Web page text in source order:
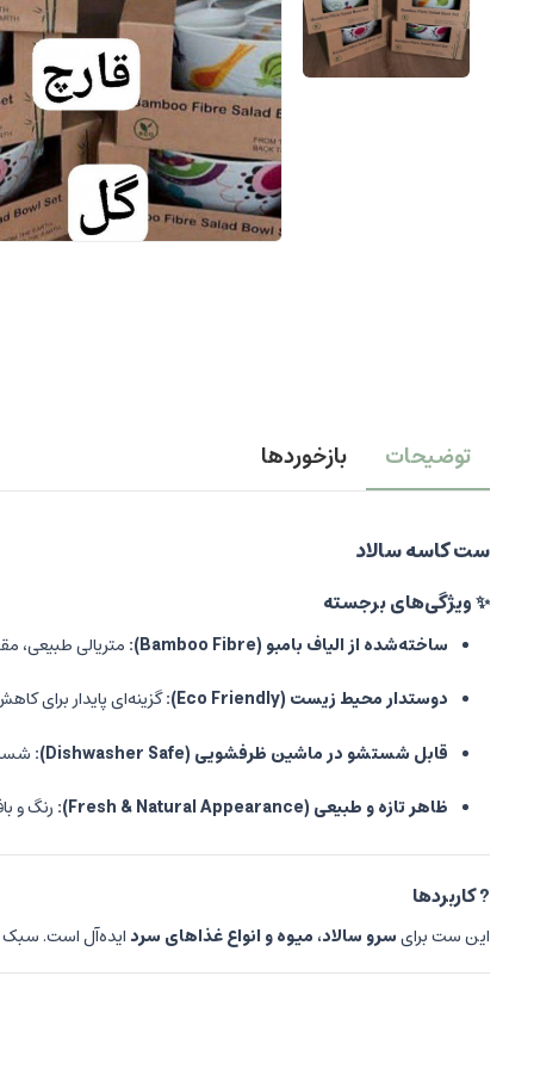
توضیحات بازخوردها
ست کاسه سالاد
✨ ویژگی‌های برجسته
ساخته‌شده از الیاف بامبو (Bamboo Fibre):
متریالی طبیعی،
دوستدار محیط زیست (Eco Friendly):
گزینه‌ای پایدار برای
قابل شستشو در ماشین ظرفشویی (Dishwasher Safe):
ظاهر تازه و طبیعی (Fresh & Natural Appearance):
رنگ و
? کاربردها
این ست برایسرو سالاد، میوه و انواع غذاهای سردایده‌آل است. سبک